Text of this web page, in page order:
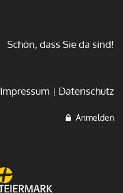
Schön, dass Sie da sind!
Impressum Datenschutz
Anmelden